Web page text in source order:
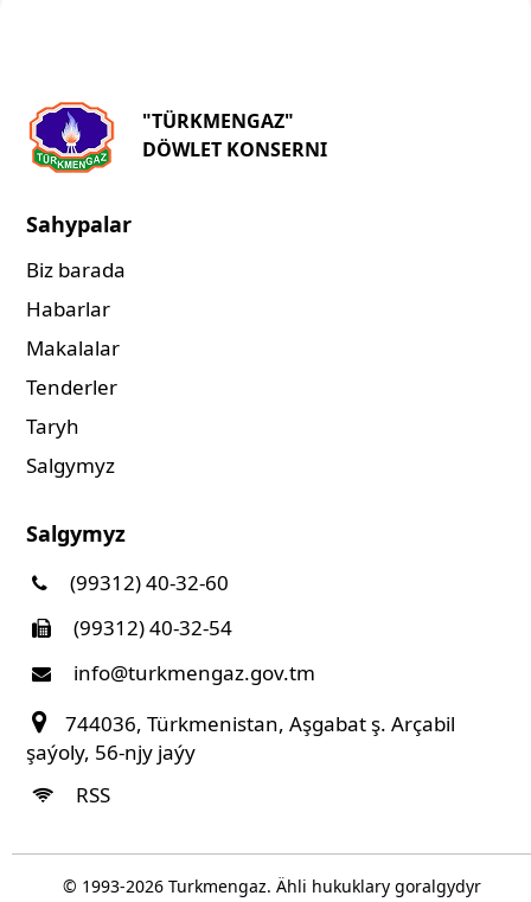
"TÜRKMENGAZ"
DÖWLET KONSERNI
Sahypalar
Biz barada
Habarlar
Makalalar
Tenderler
Taryh
Salgymyz
Salgymyz
(99312) 40-32-60
(99312) 40-32-54
info@turkmengaz.gov.tm
744036, Türkmenistan, Aşgabat ş. Arçabil
şaýoly, 56-njy jaýy
RSS
© 1993-2026Turkmengaz. Ähli hukuklary goralgydyr